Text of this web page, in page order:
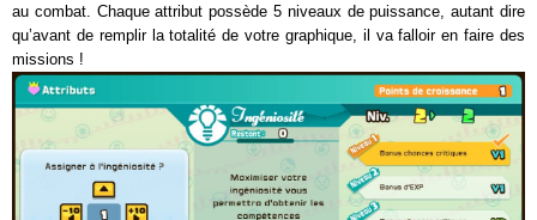
au combat. Chaque attribut possède 5 niveaux de puissance, autant dire
qu’avant de remplir la totalité de votre graphique, il va falloir en faire des
missions !